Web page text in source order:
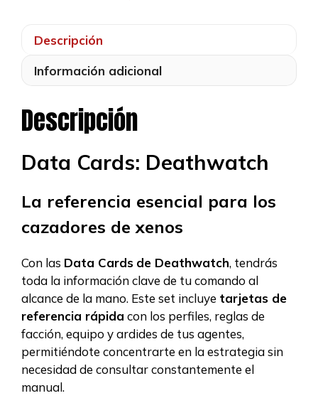
Descripción
Información adicional
Descripción
Data Cards: Deathwatch
La referencia esencial para los
cazadores de xenos
Con las Data Cards de Deathwatch, tendrás
toda la información clave de tu comando al
alcance de la mano. Este set incluye tarjetas de
referencia rápida con los perfiles, reglas de
facción, equipo y ardides de tus agentes,
permitiéndote concentrarte en la estrategia sin
necesidad de consultar constantemente el
manual.